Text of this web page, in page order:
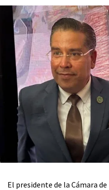
El presidente de la Cámara